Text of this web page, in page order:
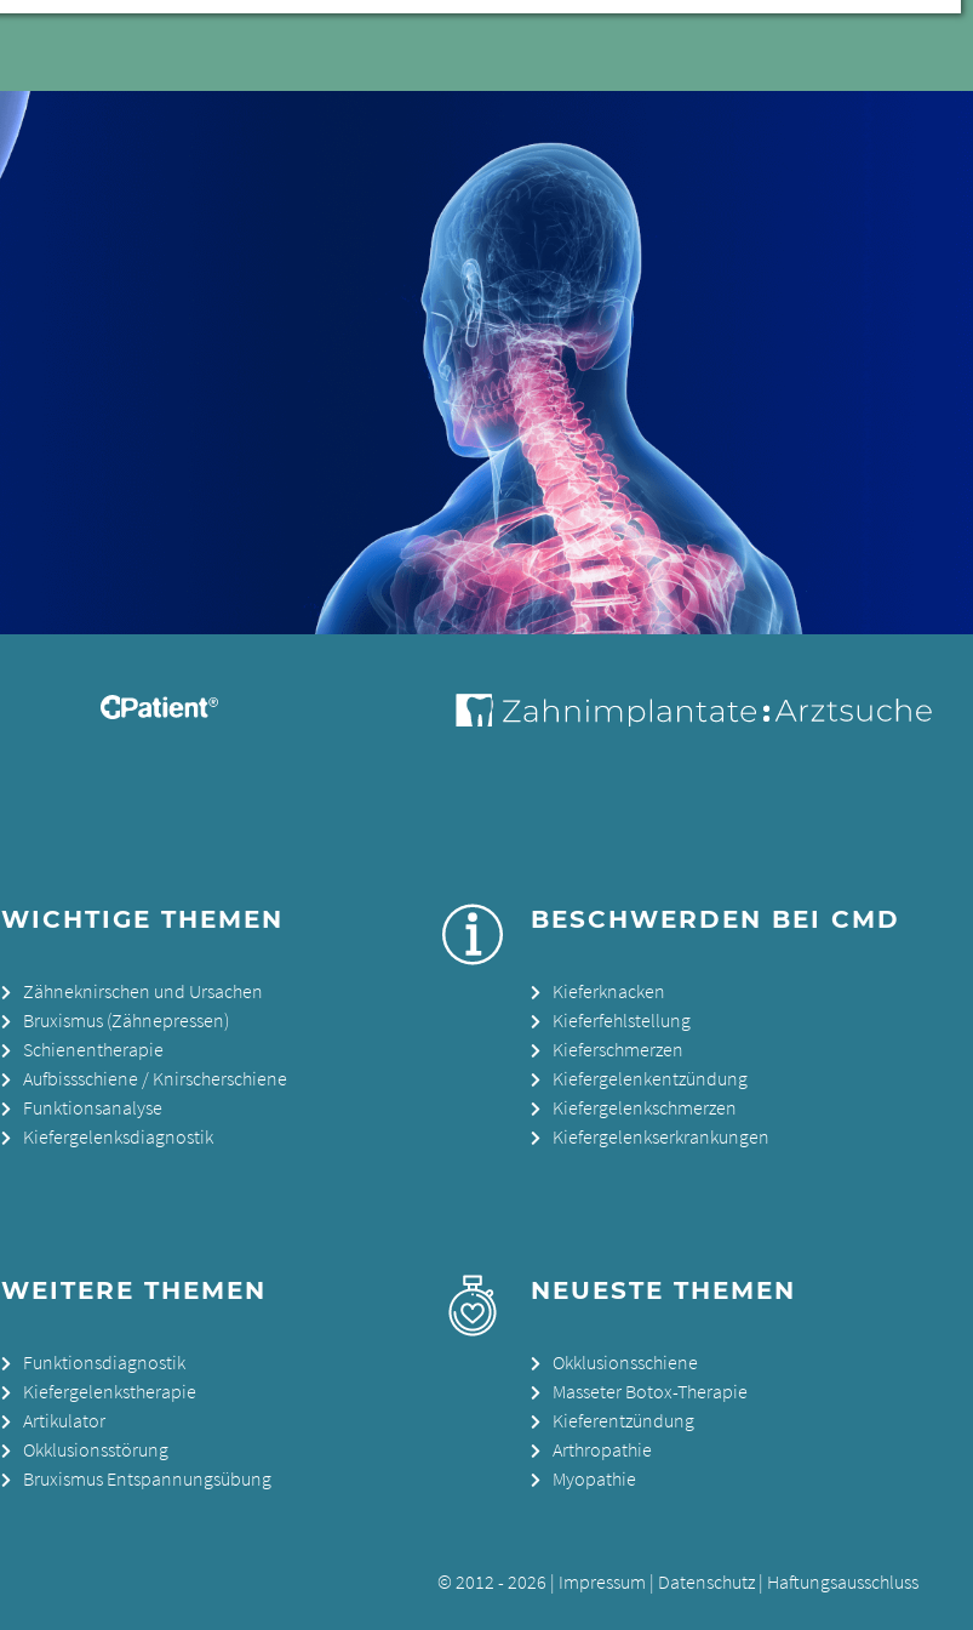
WICHTIGE THEMEN
Zähneknirschen und Ursachen
Bruxismus (Zähnepressen)
Schienentherapie
Aufbissschiene / Knirscherschiene
Funktionsanalyse
Kiefergelenksdiagnostik
BESCHWERDEN BEI CMD
Kieferknacken
Kieferfehlstellung
Kieferschmerzen
Kiefergelenkentzündung
Kiefergelenkschmerzen
Kiefergelenkserkrankungen
WEITERE THEMEN
Funktionsdiagnostik
Kiefergelenkstherapie
Artikulator
Okklusionsstörung
Bruxismus Entspannungsübung
NEUESTE THEMEN
Okklusionsschiene
Masseter Botox-Therapie
Kieferentzündung
Arthropathie
Myopathie
© 2012 - 2026 | Impressum | Datenschutz| Haftungsausschluss